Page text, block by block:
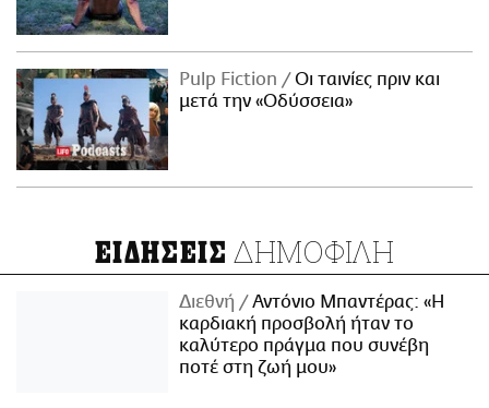
Pulp Fiction
Οι ταινίες πριν και
μετά την «Οδύσσεια»
ΕΙΔΗΣΕΙΣ ΔΗΜΟΦΙΛΗ
Διεθνή
Αντόνιο Μπαντέρας: «Η
καρδιακή προσβολή ήταν το
καλύτερο πράγμα που συνέβη
ποτέ στη ζωή μου»